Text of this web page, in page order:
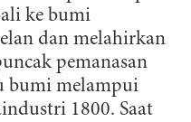
ke bumi
dan melahirkan
pemanasan
bumi melampui
1800. Saat